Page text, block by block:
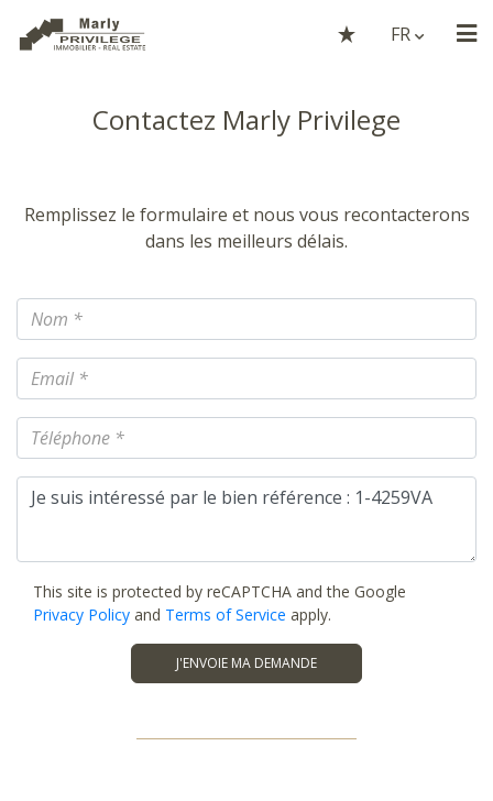
FR
Contactez Marly Privilege
Remplissez le formulaire et nous vous recontacterons
dans les meilleurs délais.
Nom
Email
Téléphone
This site is protected by reCAPTCHA and the Google
Privacy Policy and Terms of Service apply.
J'ENVOIE MA DEMANDE